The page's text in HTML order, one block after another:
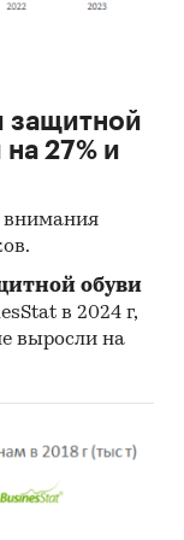
крупнейших
Восход,
МОФ
ПФ Лель,
ФПГ
защитной
27% и
внимания
обуви
в 2024 г,
выросли на